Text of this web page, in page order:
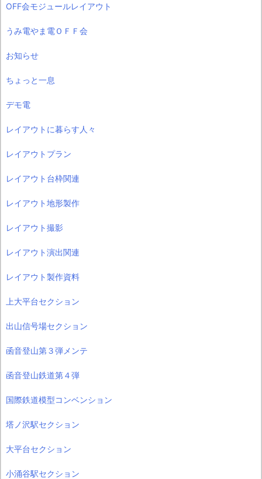
OFF会モジュールレイアウト
うみ電やま電ＯＦＦ会
お知らせ
ちょっと一息
デモ電
レイアウトに暮らす人々
レイアウトプラン
レイアウト台枠関連
レイアウト地形製作
レイアウト撮影
レイアウト演出関連
レイアウト製作資料
上大平台セクション
出山信号場セクション
函音登山第３弾メンテ
函音登山鉄道第４弾
国際鉄道模型コンベンション
塔ノ沢駅セクション
大平台セクション
小涌谷駅セクション